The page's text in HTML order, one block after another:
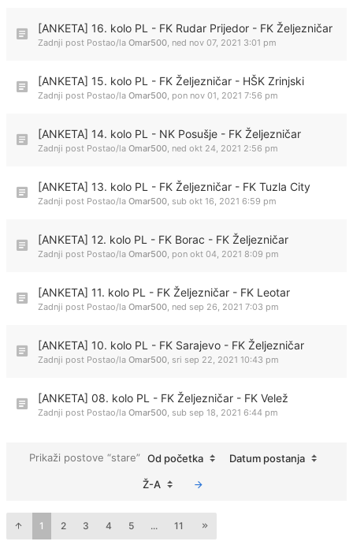
[ANKETA] 16. kolo PL - FK Rudar Prijedor - FK Željezničar
Zadnji post Postao/la Omar500, ned nov 07, 2021 3:01 pm
[ANKETA] 15. kolo PL - FK Željezničar - HŠK Zrinjski
Zadnji post Postao/la Omar500, pon nov 01, 2021 7:56 pm
[ANKETA] 14. kolo PL - NK Posušje - FK Željezničar
Zadnji post Postao/la Omar500, ned okt 24, 2021 2:56 pm
[ANKETA] 13. kolo PL - FK Željezničar - FK Tuzla City
Zadnji post Postao/la Omar500, sub okt 16, 2021 6:59 pm
[ANKETA] 12. kolo PL - FK Borac - FK Željezničar
Zadnji post Postao/la Omar500, pon okt 04, 2021 8:09 pm
[ANKETA] 11. kolo PL - FK Željezničar - FK Leotar
Zadnji post Postao/la Omar500, ned sep 26, 2021 7:03 pm
[ANKETA] 10. kolo PL - FK Sarajevo - FK Željezničar
Zadnji post Postao/la Omar500, sri sep 22, 2021 10:43 pm
[ANKETA] 08. kolo PL - FK Željezničar - FK Velež
Zadnji post Postao/la Omar500, sub sep 18, 2021 6:44 pm
Prikaži postove “stare” Od početka Datum postanja
Ž-A
1 2 3 4 5 ... 11